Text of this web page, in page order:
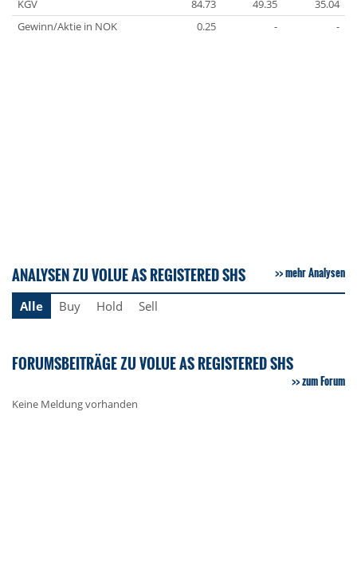
KGV
84.73 49.35
35.04
Gewinn/Aktie in NOK
0.25 - -
ANALYSEN ZU VOLUE AS REGISTERED SHS mehr Analysen
Alle Buy Hold Sell
FORUMSBEITRÄGE ZU VOLUE AS REGISTERED SHS
zum Forum
Keine Meldung vorhanden